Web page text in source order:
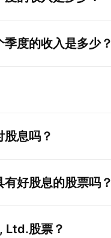
季度的收入是多少？
股息吗？
有好股息的股票吗？
Ltd.股票？